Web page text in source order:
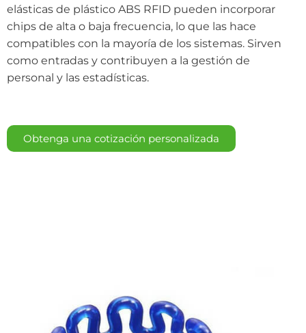
elásticas de plástico ABS RFID pueden incorporar
chips de alta o baja frecuencia, lo que las hace
compatibles con la mayoría de los sistemas. Sirven
como entradas y contribuyen a la gestión de
personal y las estadísticas.
Obtenga una cotización personalizada